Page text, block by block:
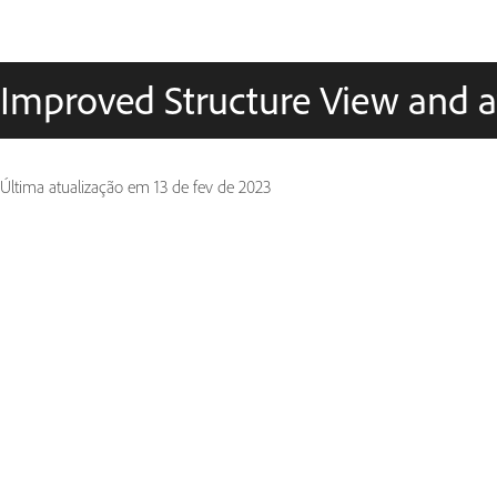
Improved Structure View and
Última atualização em 13 de fev de 2023